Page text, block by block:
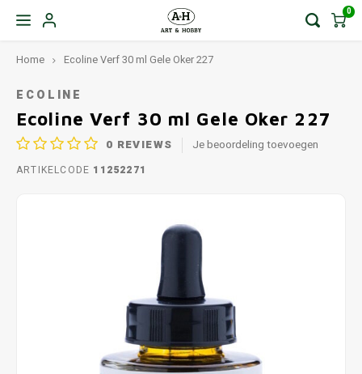
0
Home Ecoline Verf 30 ml Gele Oker 227
ECOLINE
Ecoline Verf 30 ml Gele Oker 227
0 REVIEWS Je beoordeling toevoegen
ARTIKELCODE 11252271